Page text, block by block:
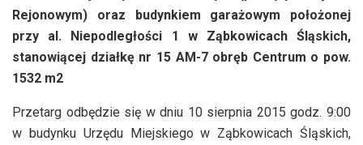
Rejonowym) oraz budynkiem garażowym położonej
przy al. Niepodległości 1 w Ząbkowicach Śląskich,
stanowiącej działkę nr 15 AM-7 obręb Centrum o pow.
1532 m2
Przetarg odbędzie się w dniu 10 sierpnia 2015 godz. 9:00
w budynku Urzędu Miejskiego w Ząbkowicach Śląskich,